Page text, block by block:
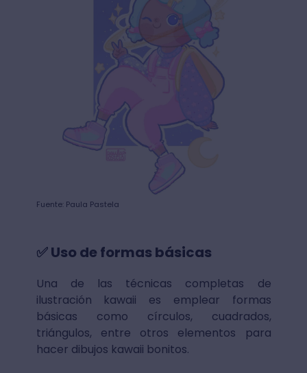
Fuente: Paula Pastela
✅ Uso de formas básicas
Una de las técnicas completas de
ilustración kawaii es emplear formas
básicas como círculos, cuadrados,
triángulos, entre otros elementos para
hacer dibujos kawaii bonitos.